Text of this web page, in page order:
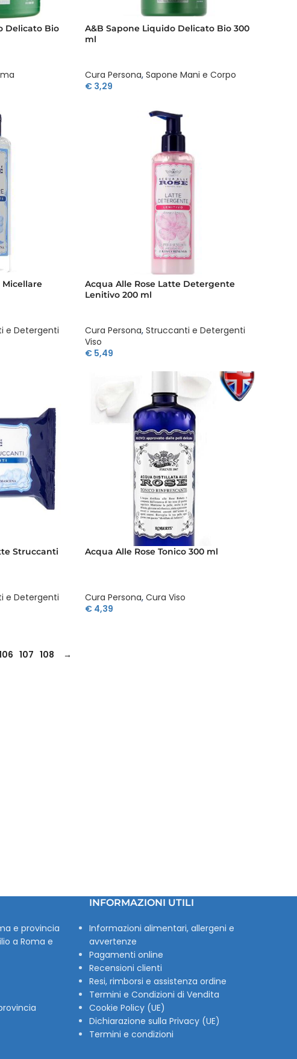
Delicato Bio
A&B Sapone Liquido Delicato Bio 300
ml
Cura Persona, Sapone Mani e Corpo
€ 3,29
Micellare
e Detergenti
Acqua Alle Rose Latte Detergente
Lenitivo 200 ml
Cura Persona, Struccanti e Detergenti
Viso
€ 5,49
Struccanti
e Detergenti
Acqua Alle Rose Tonico 300 ml
Cura Persona, Cura Viso
€ 4,39
107 108 →
e provincia
a Roma e
INFORMAZIONI UTILI
Informazioni alimentari, allergeni e
avvertenze
Pagamenti online
Recensioni clienti
Resi, rimborsi e assistenza ordine
Termini e Condizioni di Vendita
Cookie Policy (UE)
Dichiarazione sulla Privacy (UE)
Termini e condizioni